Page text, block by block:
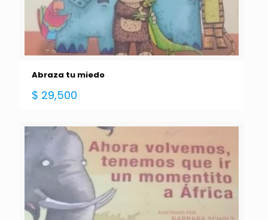
Abraza tu miedo
$ 29,500